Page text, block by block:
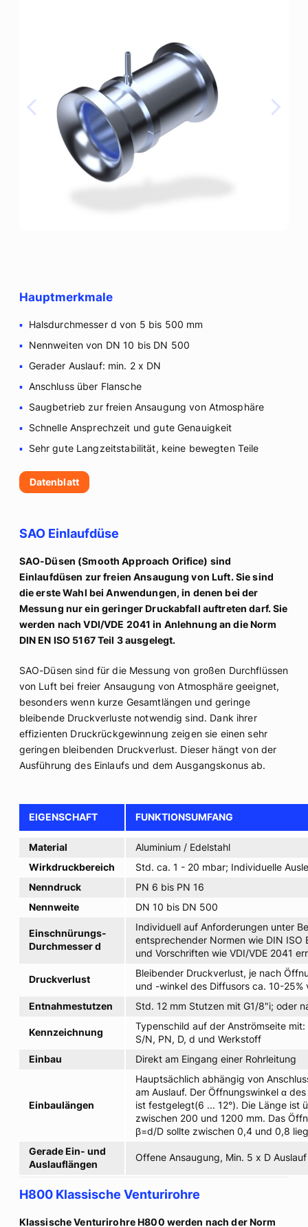
Hauptmerkmale
Halsdurchmesser d von 5 bis 500 mm
Nennweiten von DN 10 bis DN 500
Gerader Auslauf: min. 2 x DN
Anschluss über Flansche
Saugbetrieb zur freien Ansaugung von Atmosphäre
Schnelle Ansprechzeit und gute Genauigkeit
Sehr gute Langzeitstabilität, keine bewegten Teile
Datenblatt
SAO Einlaufdüse
SAO-Düsen (Smooth Approach Orifice) sind
Einlaufdüsen zur freien Ansaugung von Luft. Sie sind
die erste Wahl bei Anwendungen, in denen bei der
Messung nur ein geringer Druckabfall auftreten darf. Sie
werden nach VDI/VDE 2041 in Anlehnung an die Norm
DIN EN ISO 5167 Teil 3 ausgelegt.
SAO-Düsen sind für die Messung von großen Durchflüssen
von Luft bei freier Ansaugung von Atmosphäre geeignet,
besonders wenn kurze Gesamtlängen und geringe
bleibende Druckverluste notwendig sind. Dank ihrer
effizienten Druckrückgewinnung zeigen sie einen sehr
geringen bleibenden Druckverlust. Dieser hängt von der
Ausführung des Einlaufs und dem Ausgangskonus ab.
EIGENSCHAFT FUNKTIONSUMFANG
Material
Aluminium / Edelstahl
Wirkdruckbereich
Std. ca. 1 - 20 mbar; Individuelle
Nenndruck
PN 6 bis PN 16
Nennweite
DN 10 bis DN 500
Einschnürungs-
Durchmesser d
Individuell auf Anforderungen unter
entsprechender Normen wie DIN ISO
und Vorschriften wie VDI/VDE 2041
Druckverlust
Bleibender Druckverlust, je nach
und -winkel des Diffusors ca. 10-25%
Entnahmestutzen
Std. 12 mm Stutzen mit G1/8"i; oder
Kennzeichnung
Typenschild auf der Anströmseite mit:
S/N, PN, D, d und Werkstoff
Einbau
Direkt am Eingang einer Rohrleitung
Einbaulängen
Hauptsächlich abhängig von
am Auslauf. Der Öffnungswinkel α
ist festgelegt(6 ... 12°). Die Länge ist
zwischen 200 und 1200 mm. Das
β=d/D sollte zwischen 0,4 und 0,8
Gerade Ein- und
Auslauflängen
Offene Ansaugung, Min. 5 x D Auslauf
H800 Klassische Venturirohre
Klassische Venturirohre H800 werden nach der Norm